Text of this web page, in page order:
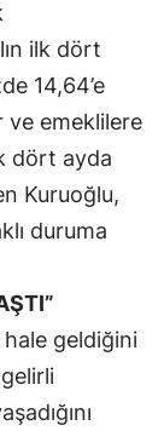
ilk dört
14,64’e
ve emeklilere
dört ayda
Kuruoğlu,
duruma
geldiğini